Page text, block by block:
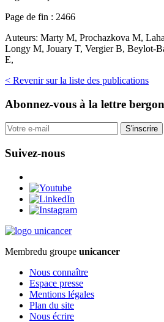
Page de fin : 2466
Auteurs: Marty M, Prochazkova M,
Longy M, Jouary T, Vergier B, Beylot-
E,
< Revenir sur la liste des publications
Abonnez-vous à la lettre
S'inscrire
Suivez-nous
Membredu groupe unicancer
Nous connaître
Espace presse
Mentions légales
Plan du site
Nous écrire